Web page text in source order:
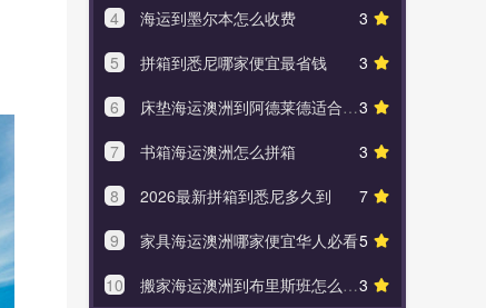
3
4
海运到墨尔本怎么收费
3
5
拼箱到悉尼哪家便宜最省钱
3
6
床垫海运澳洲到阿德莱德适合寄什么
3
7
书箱海运澳洲怎么拼箱
7
8
2026最新拼箱到悉尼多久到
5
9
家具海运澳洲哪家便宜华人必看
3
10 搬家海运澳洲到布里斯班怎么避免损坏